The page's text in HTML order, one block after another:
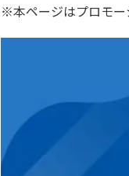
※本ページはプロモー